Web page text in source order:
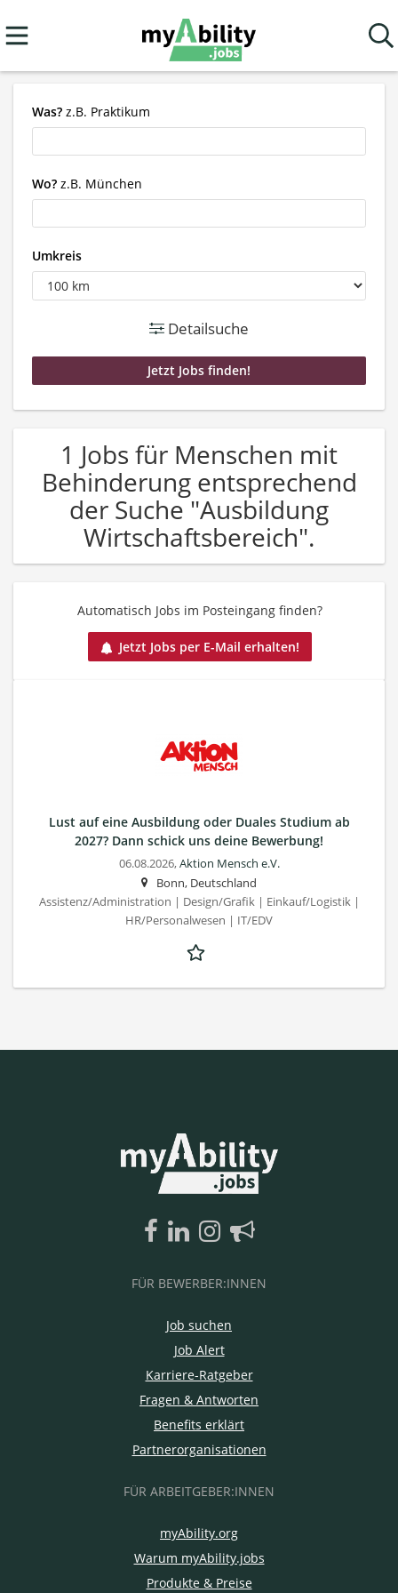
Was? z.B. Praktikum
Wo? z.B. München
Umkreis
Detailsuche
1 Jobs für Menschen mit
Behinderung entsprechend
der Suche "Ausbildung
Wirtschaftsbereich".
Automatisch Jobs im Posteingang finden?
Jetzt Jobs per E-Mail erhalten!
Lust auf eine Ausbildung oder Duales Studium ab
2027? Dann schick uns deine Bewerbung!
06.08.2026,Aktion Mensch e.V.
Bonn, Deutschland
Assistenz/Administration | Design/Grafik | Einkauf/Logistik |
HR/Personalwesen | IT/EDV
FÜR BEWERBER:INNEN
Job suchen
Job Alert
Karriere-Ratgeber
Fragen & Antworten
Benefits erklärt
Partnerorganisationen
FÜR ARBEITGEBER:INNEN
myAbility.org
Warum myAbility.jobs
Produkte & Preise